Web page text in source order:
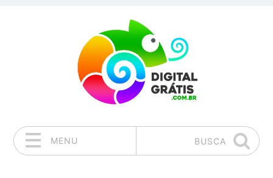
MENU BUSCA